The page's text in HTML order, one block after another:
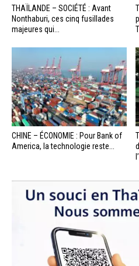
THAÏLANDE – SOCIÉTÉ : Avant
Nonthaburi, ces cinq fusillades
majeures qui...
CHINE – ÉCONOMIE : Pour Bank of
America, la technologie reste...